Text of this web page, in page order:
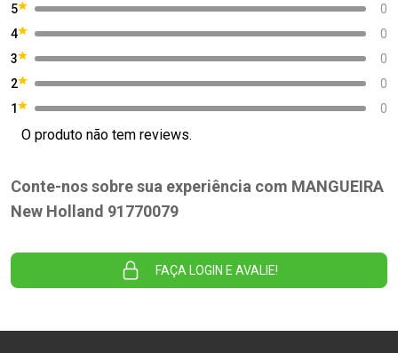
5
0
4
0
3
0
2
0
1
0
O produto não tem reviews.
Conte-nos sobre sua experiência com MANGUEIRA
New Holland 91770079
FAÇA LOGIN E AVALIE!